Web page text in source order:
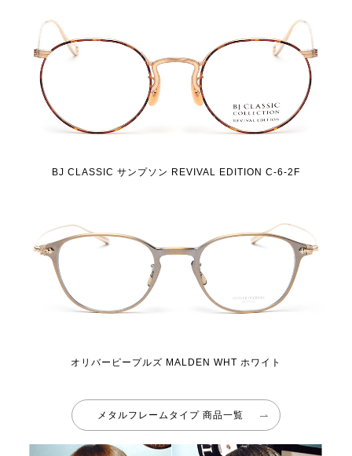
BJ CLASSIC サンプソン REVIVAL EDITION C-6-2F
オリバーピープルズ MALDEN WHT ホワイト
メタルフレームタイプ 商品一覧